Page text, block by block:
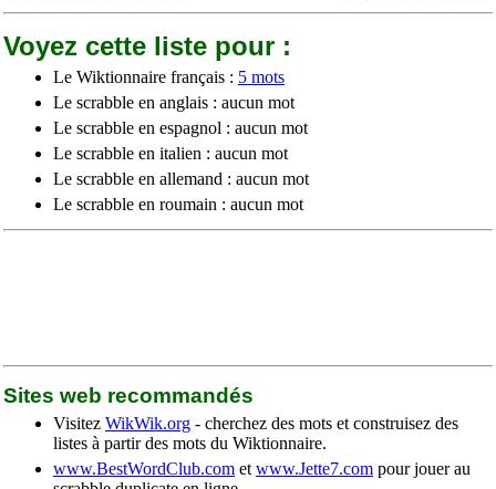
Voyez cette liste pour :
Le Wiktionnaire français : 5 mots
Le scrabble en anglais : aucun mot
Le scrabble en espagnol : aucun mot
Le scrabble en italien : aucun mot
Le scrabble en allemand : aucun mot
Le scrabble en roumain : aucun mot
Sites web recommandés
Visitez WikWik.org - cherchez des mots et construisez des
listes à partir des mots du Wiktionnaire.
www.BestWordClub.com et www.Jette7.com pour jouer au